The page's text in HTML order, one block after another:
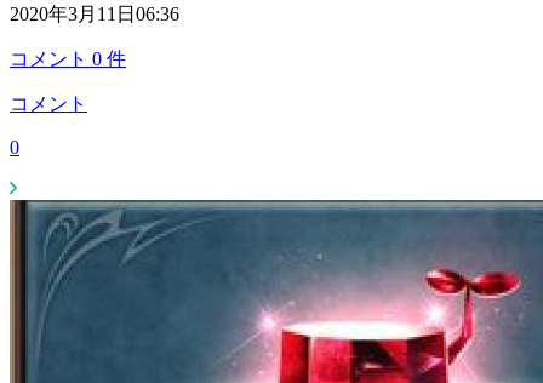
2020年3月11日06:36
コメント 0 件
コメント
0